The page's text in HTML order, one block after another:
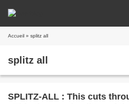
Accueil » splitz all
splitz all
SPLITZ-ALL : This cuts